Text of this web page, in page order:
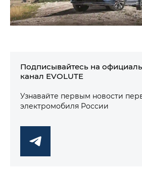
Подписывайтесь на
канал EVOLUTE
Узнавайте первым новости
электромобиля России